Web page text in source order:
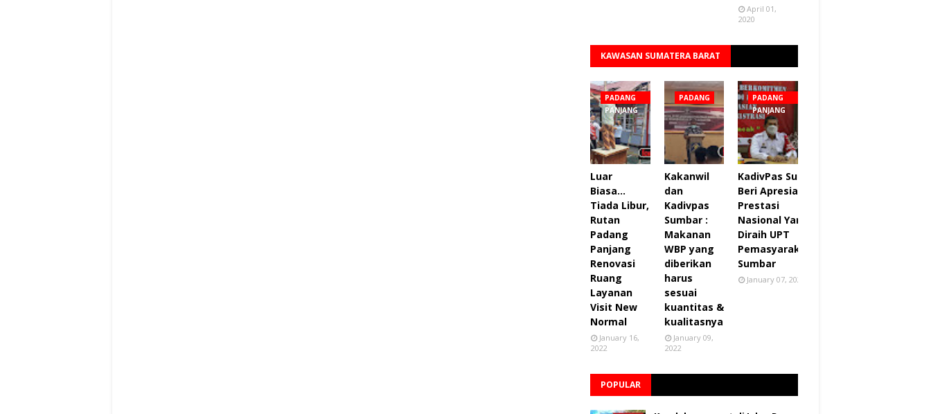
April 01,
2020
KAWASAN SUMATERA BARAT
Lihat semua
PADANG
PANJANG
Luar
Biasa...
Tiada Libur,
Rutan
Padang
Panjang
Renovasi
Ruang
Layanan
Visit New
Normal
January 16,
2022
PADANG
Kakanwil
dan
Kadivpas
Sumbar :
Makanan
WBP yang
diberikan
harus
sesuai
kuantitas &
kualitasnya
January 09,
2022
PADANG
PANJANG
KadivPas Sumbar
Beri Apresiasi 27
Prestasi
Nasional Yang
Diraih UPT
Pemasyarakatan
Sumbar
January 07, 2022
POPULAR